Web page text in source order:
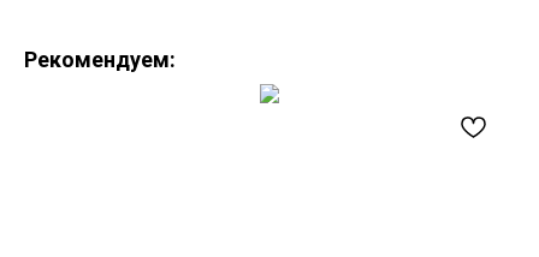
Рекомендуем: